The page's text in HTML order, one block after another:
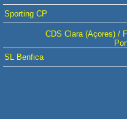
SportingCP
CDS Clara (Açores) /
SL Benfica